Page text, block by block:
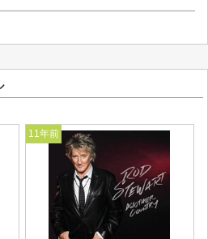
11年前